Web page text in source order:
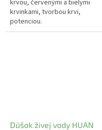
krvou, červenými a bielymi
krvinkami, tvorbou krvi,
potenciou.
Dúšok živej vody HUAN